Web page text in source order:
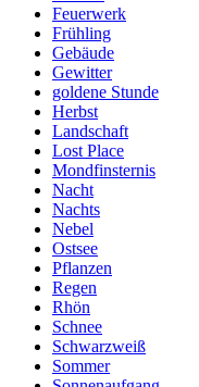
Feuerwerk
Frühling
Gebäude
Gewitter
goldene Stunde
Herbst
Landschaft
Lost Place
Mondfinsternis
Nacht
Nachts
Nebel
Ostsee
Pflanzen
Regen
Rhön
Schnee
Schwarzweiß
Sommer